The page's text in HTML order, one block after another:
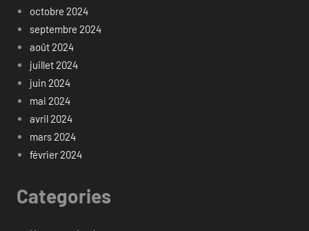
octobre 2024
septembre 2024
août 2024
juillet 2024
juin 2024
mai 2024
avril 2024
mars 2024
février 2024
Categories